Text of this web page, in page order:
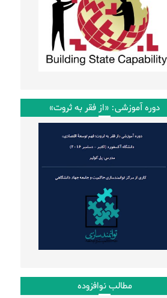
دوره آموزشی: «از فقر به ثروت»
مطالب نوافزوده